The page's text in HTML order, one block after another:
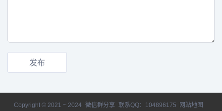
Copyright © 2021 ~ 2024 微信群分享 联系QQ：104896175 网站地图